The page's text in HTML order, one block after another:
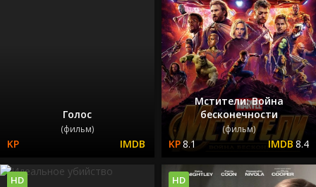
Голос
(фильм)
Мстители: Война
бесконечности
(фильм)
8.1 8.4
HD HD